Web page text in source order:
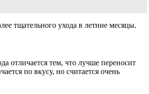
тщательного ухода в летние месяцы.
отличается тем, что лучше переносит
по вкусу, но считается очень